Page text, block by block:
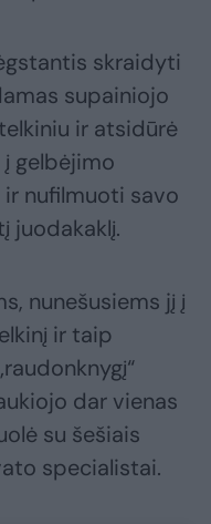
skraidyti
supainiojo
ir atsidūrė
gelbėjimo
nufilmuoti savo
juodakaklį.
nunešusiems jį į
ir taip
dar vienas
su šešiais
specialistai.